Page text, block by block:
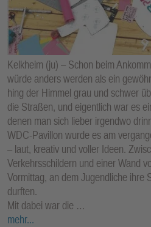
Kelkheim (ju) – Schon beim
würde anders werden als ein
hing der Himmel grau und schwer
die Straßen, und eigentlich war es
denen man sich lieber irgendwo
WDC-Pavillon wurde es am
– laut, kreativ und voller Ideen.
Verkehrsschildern und einer Wand
Vormittag, an dem Jugendliche ihre
durften.
Mit dabei war die …
mehr...